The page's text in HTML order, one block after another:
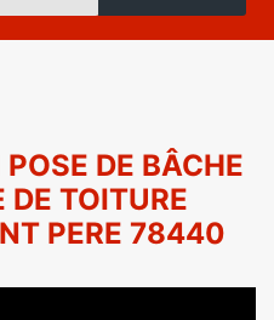
DE BÂCHE
DE TOITURE
PERE 78440